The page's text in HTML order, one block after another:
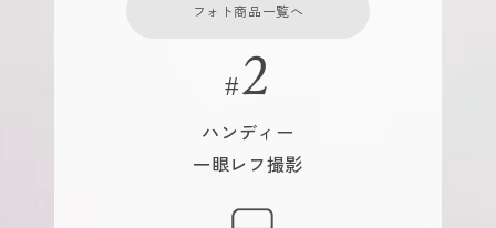
フォト商品一覧へ
ハンディー
一眼レフ撮影